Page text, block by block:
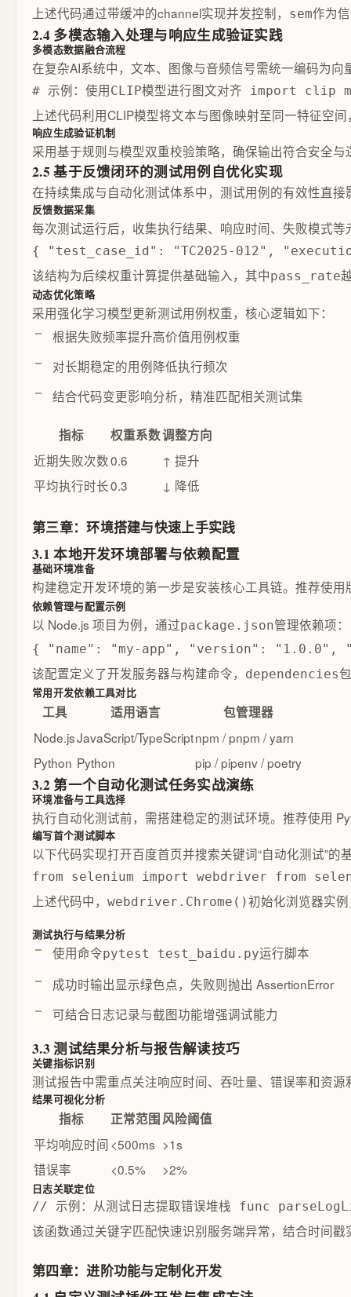
上述代码通过带缓冲的channel实现并发控制， sem作为
2.4 多模态输入处理与响应生成验证实践
多模态数据融合流程
在复杂AI系统中，文本、图像与音频信号需统一编码为
# 示例：使用CLIP模型进行图文对齐
上述代码利用CLIP模型将文本与图像映射至同一特征空
响应生成验证机制
采用基于规则与模型双重校验策略，确保输出符合安全
2.5 基于反馈闭环的测试用例自优化实现
在持续集成与自动化测试体系中，测试用例的有效性直
反馈数据采集
每次测试运行后，收集执行结果、响应时间、失败模式
{ "test_case_id": "TC2025-012",
该结构为后续权重计算提供基础输入，其中pass_rate
动态优化策略
采用强化学习模型更新测试用例权重，核心逻辑如下：
根据失败频率提升高价值用例权重
对长期稳定的用例降低执行频次
结合代码变更影响分析，精准匹配相关测试集
指标 权重系数调整方向
近期失败次数0.6
↑ 提升
平均执行时长0.3 ↓ 降低
第三章：环境搭建与快速上手实践
3.1 本地开发环境部署与依赖配置
基础环境准备
构建稳定开发环境的第一步是安装核心工具链。推荐使
依赖管理与配置示例
以 Node.js 项目为例，通过package.json管理依赖项：
{ "name": "my-app", "version":
该配置定义了开发服务器与构建命令， dependencies
常用开发依赖工具对比
工具 适用语言
包管理器
Node.jsJavaScript/TypeScriptnpm / pnpm / yarn
Python Python pip / pipenv / poetry
3.2 第一个自动化测试任务实战演练
环境准备与工具选择
执行自动化测试前，需搭建稳定的测试环境。推荐使用
编写首个测试脚本
以下代码实现打开百度首页并搜索关键词“自动化测试”的
from selenium import webdriver from
上述代码中， webdriver.Chrome()初始化浏览器实
测试执行与结果分析
使用命令pytest test_baidu.py运行脚本
成功时输出显示绿色点，失败则抛出 AssertionError
可结合日志记录与截图功能增强调试能力
3.3 测试结果分析与报告解读技巧
关键指标识别
测试报告中需重点关注响应时间、吞吐量、错误率和资
结果可视化分析
指标 正常范围风险阈值
平均响应时间 <500ms >1s
错误率
<0.5% >2%
日志关联定位
// 示例：从测试日志提取错误堆栈 func
该函数通过关键字匹配快速识别服务端异常，结合时间
第四章：进阶功能与定制化开发